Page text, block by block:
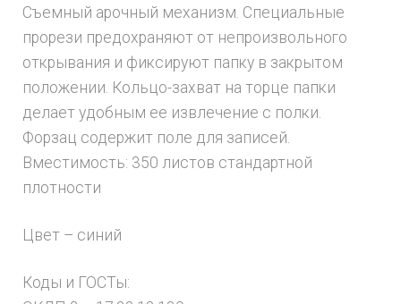
Cъемный арочный механизм. Специальные
прорези предохраняют от непроизвольного
открывания и фиксируют папку в закрытом
положении. Кольцо-захват на торце папки
делает удобным ее извлечение с полки.
Форзац содержит поле для записей.
Вместимость: 350 листов стандартной
плотности
Цвет – синий
Коды и ГОСТы: